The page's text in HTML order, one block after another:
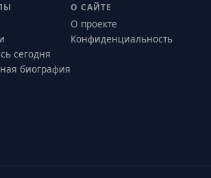
сегодня
биография
О САЙТЕ
О проекте
Конфиденциальность